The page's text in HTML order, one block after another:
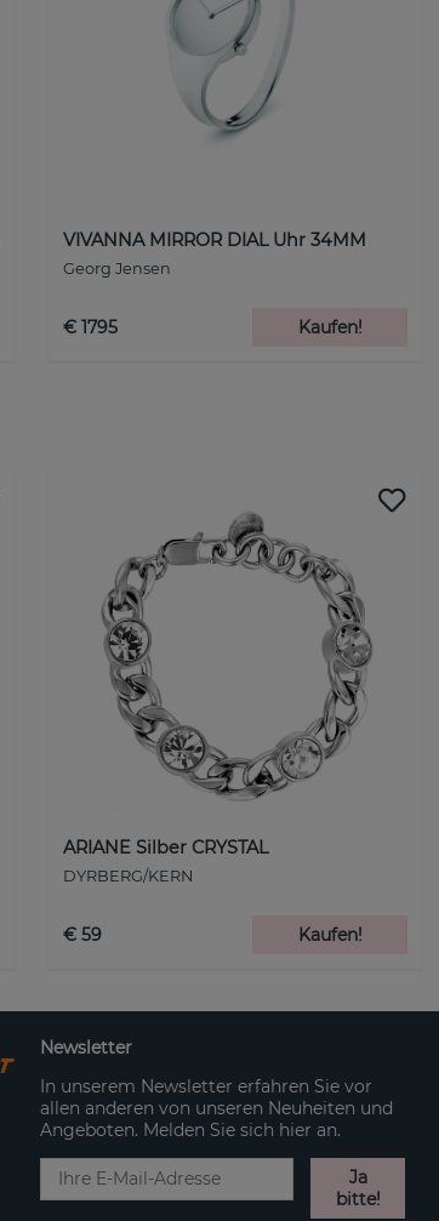
VIVANNA MIRROR DIAL Uhr 34MM
Georg Jensen
€ 1795 Kaufen!
ARIANE Silber CRYSTAL
DYRBERG/KERN
€ 59 Kaufen!
Newsletter
In unserem Newsletter erfahren Sie vor
allen anderen von unseren Neuheiten und
Angeboten. Melden Sie sich hier an.
Ja
bitte!